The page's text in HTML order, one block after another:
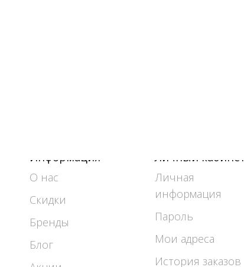
Информация
О нас
Скидки
Бренды
Блог
Личный кабинет
Личная
информация
Пароль
Мои адреса
История заказов